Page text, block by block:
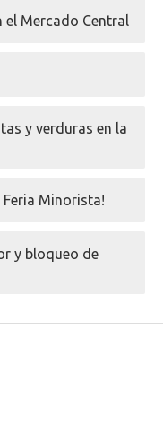
el Mercado Central
y verduras en la
Feria Minorista!
y bloqueo de